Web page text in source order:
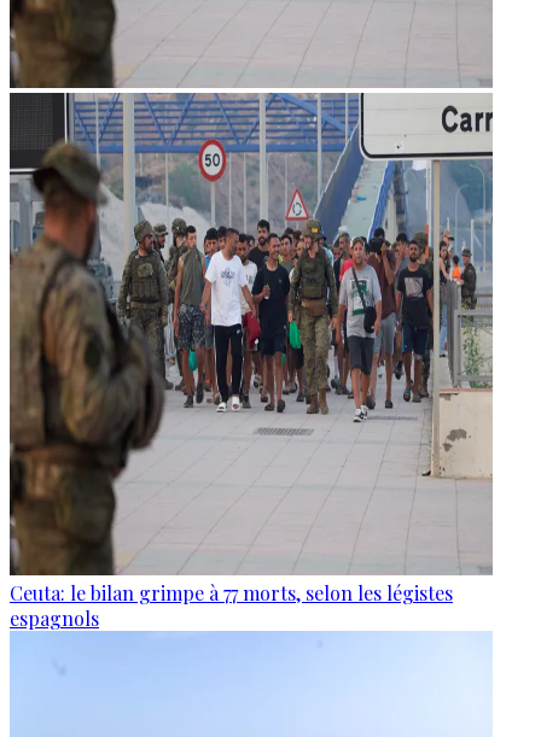
Ceuta: le bilan grimpe à 77 morts, selon les légistes
espagnols